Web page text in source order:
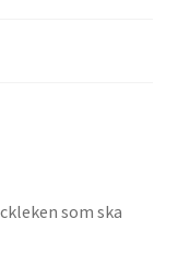
som ska